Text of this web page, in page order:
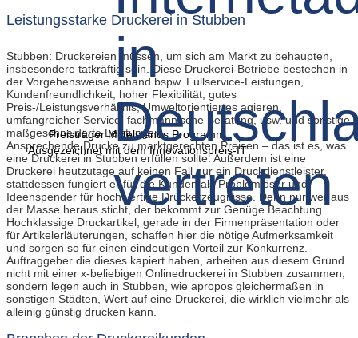
Ausgezeichnet mit dem Innovationspreis-IT
Preisträger Mittelstands Programm
Leistungsstarke Druckerei in Stubben
Stubben: Druckereien müssen, um sich am Markt zu behaupten,
insbesondere tatkräftig sein. Diese Druckerei-Betriebe bestechen in
der Vorgehensweise anhand bspw. Fullservice-Leistungen,
Kundenfreundlichkeit, hoher Flexibilität, gutes
Preis-/Leistungsverhältnis, Umweltorientiertes agieren,
umfangreicher Service, fachmännische Beratung, usw. und sonstige
maßgeschneiderte Leistungen.
Ansprechende Drucke zu marktgerechten Preisen – das ist es, was
eine Druckerei in Stubben erfüllen sollte. Außerdem ist eine
Druckerei heutzutage auf keinen Fall nur ein Druckdienstleister,
stattdessen fungiert er für die Kunden als Problemlöser und
Ideenspender für hochwertige Druckerzeugnisse. Denn nur wer aus
der Masse heraus sticht, der bekommt zur Genüge Beachtung.
Hochklassige Druckartikel, gerade in der Firmenpräsentation oder
für Artikelerläuterungen, schaffen hier die nötige Aufmerksamkeit
und sorgen so für einen eindeutigen Vorteil zur Konkurrenz.
Auftraggeber die dieses kapiert haben, arbeiten aus diesem Grund
nicht mit einer x-beliebigen Onlinedruckerei in Stubben zusammen,
sondern legen auch in Stubben, wie apropos gleichermaßen in
sonstigen Städten, Wert auf eine Druckerei, die wirklich vielmehr als
alleinig günstig drucken kann.